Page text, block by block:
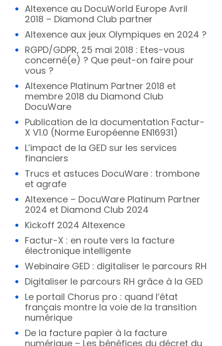
Altexence au DocuWorld Europe Avril
2018 – Diamond Club partner
Altexence aux jeux Olympiques en 2024 ?
RGPD/GDPR, 25 mai 2018 : Etes-vous
concerné(e) ? Que peut-on faire pour
vous ?
Altexence Platinum Partner 2018 et
membre 2018 du Diamond Club
DocuWare
Publication de la documentation Factur-
X V1.0 (Norme Européenne EN16931)
L’impact de la GED sur les services
financiers
Trucs et astuces DocuWare : trombone
et agrafe
Altexence – DocuWare Platinum Partner
2024 et Diamond Club 2024
Kickoff 2024 Altexence
Factur-X : en route vers la facture
électronique intelligente
Webinaire GED : digitaliser le parcours RH
Digitaliser le parcours RH grâce à la GED
Le portail Chorus pro : quand l’état
français montre la voie de la transition
numérique
De la facture papier à la facture
numérique – Les bénéfices du décret du